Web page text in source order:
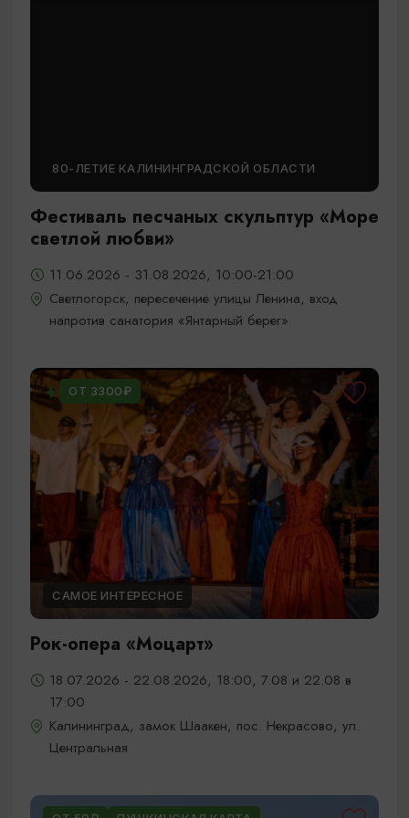
80-ЛЕТИЕ КАЛИНИНГРАДСКОЙ ОБЛАСТИ
Фестиваль песчаных скульптур «Море
светлой любви»
11.06.2026 - 31.08.2026, 10:00-21:00
Светлогорск, пересечение улицы Ленина, вход
напротив санатория «Янтарный берег»
ОТ 3300₽
САМОЕ ИНТЕРЕСНОЕ
Рок-опера «Моцарт»
18.07.2026 - 22.08.2026, 18:00, 7.08 и 22.08 в
17:00
Калининград, замок Шаакен, пос. Некрасово, ул.
Центральная